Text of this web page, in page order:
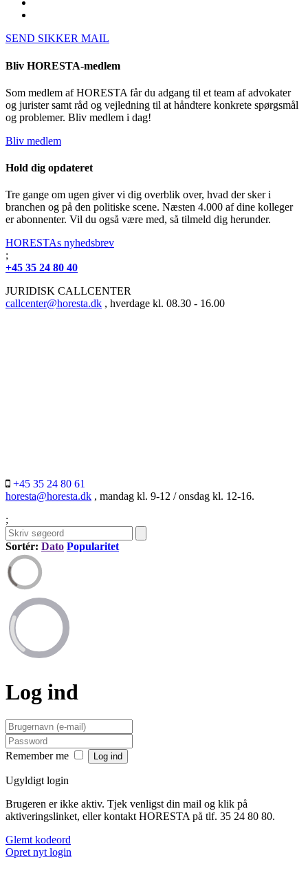
SEND SIKKER MAIL
Bliv HORESTA-medlem
Som medlem af HORESTA får du adgang til et team af advokater
og jurister samt råd og vejledning til at håndtere konkrete spørgsmål
og problemer. Bliv medlem i dag!
Bliv medlem
Hold dig opdateret
Tre gange om ugen giver vi dig overblik over, hvad der sker i
branchen og på den politiske scene. Næsten 4.000 af dine kolleger
er abonnenter. Vil du også være med, så tilmeld dig herunder.
HORESTAs nyhedsbrev
;
+45 35 24 80 40
JURIDISK CALLCENTER
callcenter@horesta.dk , hverdage kl. 08.30 - 16.00
+45 35 24 80 61
horesta@horesta.dk , mandag kl. 9-12 / onsdag kl. 12-16.
;
Sortér: Dato Popularitet
Log ind
Remember me
Ugyldigt login
Brugeren er ikke aktiv. Tjek venligst din mail og klik på
aktiveringslinket, eller kontakt HORESTA på tlf. 35 24 80 80.
Glemt kodeord
Opret nyt login